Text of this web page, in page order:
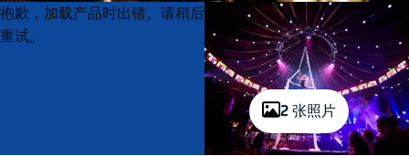
2 张照片
Product
List
Product
List
抱歉，加载产品时出错。请稍后
重试。